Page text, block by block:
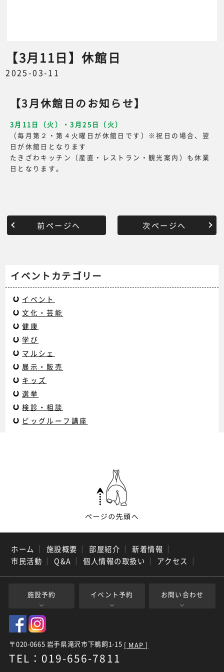
【3月11日】休館日
2025-03-11
【3月休館日のお知らせ】
3月11日（火）・3月25 日（火）
（毎月第２・第４火曜日が休館日です）※祝日の場合、翌
日が休館日となります
たきざわキッチン（産直・レストラン・観光案内）も休業
日となります。
前ページへ 次ページへ
イベントカテゴリー
イベント
文化・芸能
健康
学び
マルシェ
展示・販売
キッズ
選挙
検診・相談
ビッグルーフ講座
ホーム ｜ 施設概要 ｜ 部屋紹介 ｜ 新着情報 ｜
市民活動 ｜ Q&A ｜ 個人情報の取扱い ｜ アクセス ｜
施設予約 イベント予約 お問い合わせ
〒020-0665 岩手県滝沢市下鵜飼1-15 [ MAP ]
TEL：019-656-7811